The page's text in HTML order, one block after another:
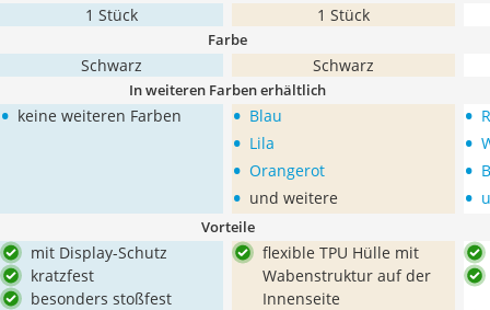
1 Stück 1 Stück
Farbe
Schwarz Schwarz
In weiteren Farben erhältlich
• keine weiteren Farben • Blau
• Lila
• Orangerot
• und weitere
•
•
•
•
Vorteile
mit Display-Schutz
kratzfest
besonders stoßfest
flexible TPU Hülle mit
Wabenstruktur auf der
Innenseite